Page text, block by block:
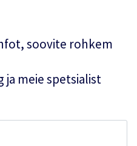
soovite rohkem
ja meie spetsialist